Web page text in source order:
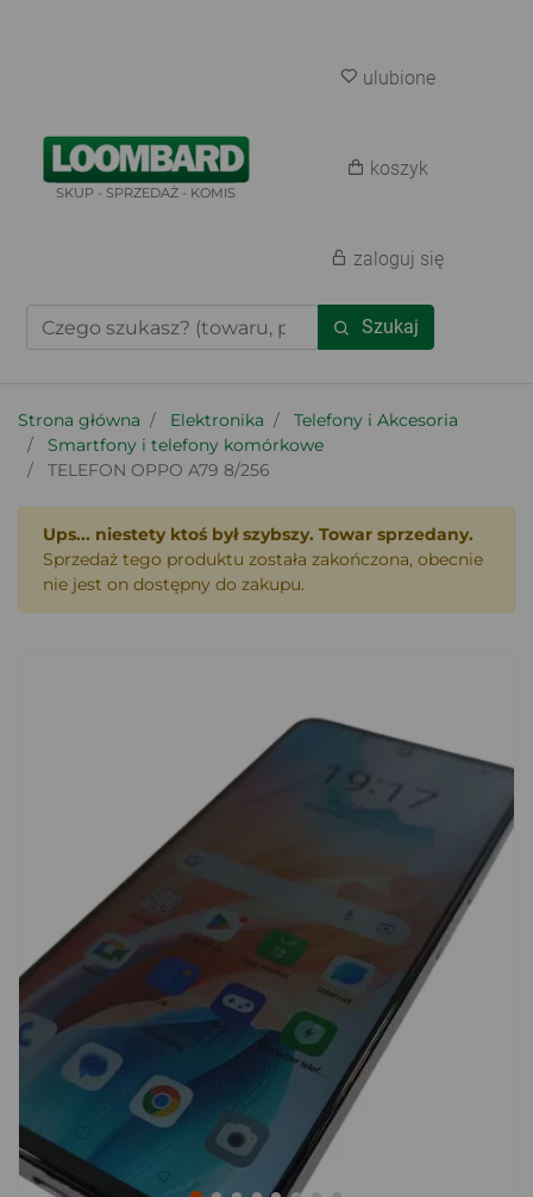
SKUP - SPRZEDAŻ - KOMIS
Szukaj
ulubione
koszyk
zaloguj się
Strona główna Elektronika
Telefony i Akcesoria
Smartfony i telefony komórkowe
TELEFON OPPO A79 8/256
Ups... niestety ktoś był szybszy. Towar sprzedany.
Sprzedaż tego produktu została zakończona, obecnie
nie jest on dostępny do zakupu.